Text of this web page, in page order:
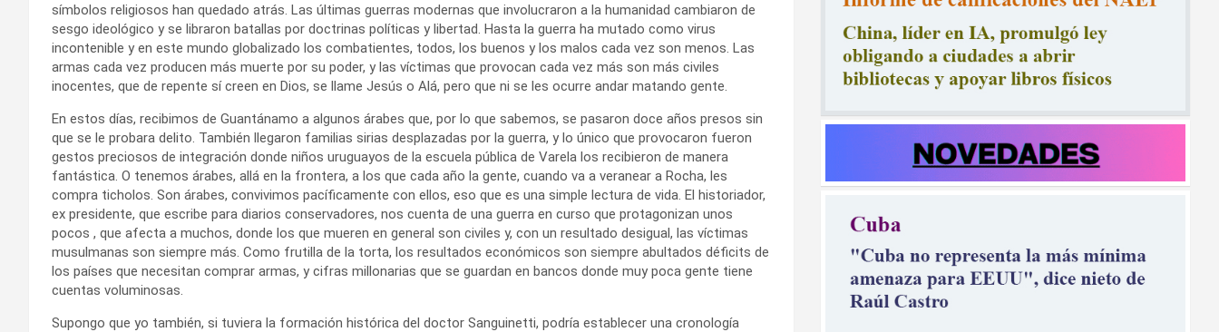
símbolos religiosos han quedado atrás. Las últimas guerras modernas que involucraron a la humanidad cambiaron de
sesgo ideológico y se libraron batallas por doctrinas políticas y libertad. Hasta la guerra ha mutado como virus
incontenible y en este mundo globalizado los combatientes, todos, los buenos y los malos cada vez son menos. Las
armas cada vez producen más muerte por su poder, y las víctimas que provocan cada vez más son más civiles
inocentes, que de repente sí creen en Dios, se llame Jesús o Alá, pero que ni se les ocurre andar matando gente.
En estos días, recibimos de Guantánamo a algunos árabes que, por lo que sabemos, se pasaron doce años presos sin
que se le probara delito. También llegaron familias sirias desplazadas por la guerra, y lo único que provocaron fueron
gestos preciosos de integración donde niños uruguayos de la escuela pública de Varela los recibieron de manera
fantástica. O tenemos árabes, allá en la frontera, a los que cada año la gente, cuando va a veranear a Rocha, les
compra ticholos. Son árabes, convivimos pacíficamente con ellos, eso que es una simple lectura de vida. El historiador,
ex presidente, que escribe para diarios conservadores, nos cuenta de una guerra en curso que protagonizan unos
pocos , que afecta a muchos, donde los que mueren en general son civiles y, con un resultado desigual, las víctimas
musulmanas son siempre más. Como frutilla de la torta, los resultados económicos son siempre abultados déficits de
los países que necesitan comprar armas, y cifras millonarias que se guardan en bancos donde muy poca gente tiene
cuentas voluminosas.
Supongo que yo también, si tuviera la formación histórica del doctor Sanguinetti, podría establecer una cronología